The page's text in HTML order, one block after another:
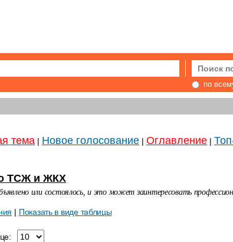
по
тема | Новое голосование | Оглавление |
ТСЖ и ЖКХ
или состоялось, и это может заинтересовать
| Показать в виде таблицы